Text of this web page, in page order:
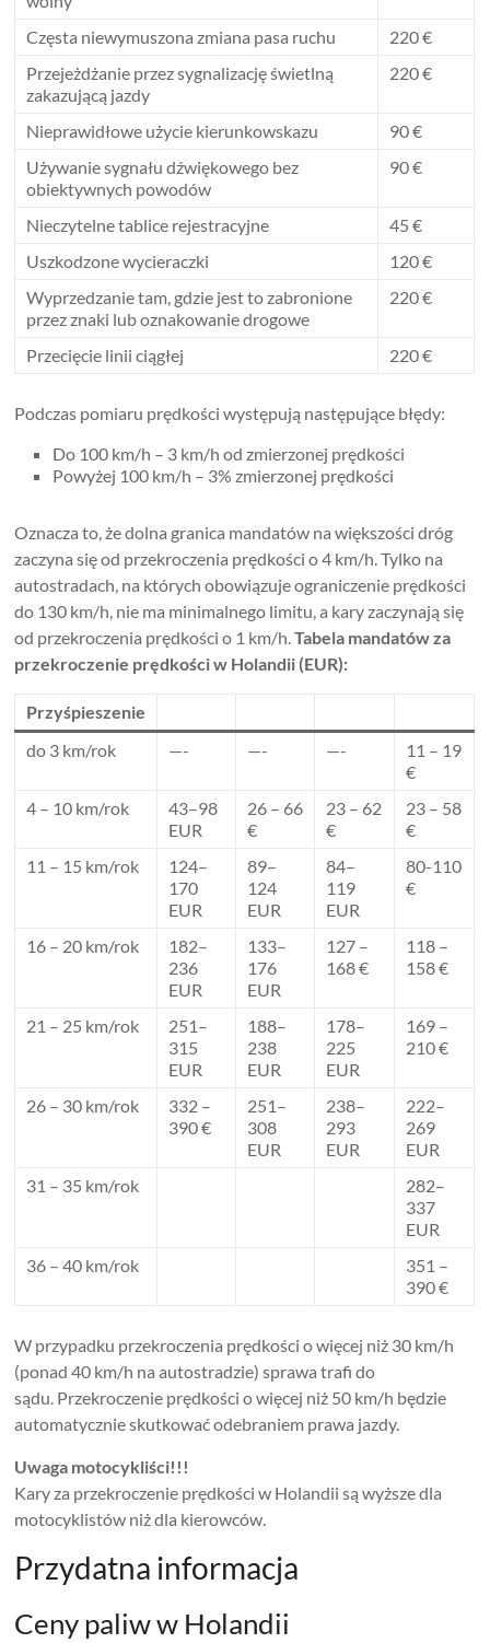
Częsta niewymuszona zmiana pasa ruchu
220 €
Przejeżdżanie przez sygnalizację świetlną
zakazującą jazdy
220 €
Nieprawidłowe użycie kierunkowskazu
90 €
Używanie sygnału dźwiękowego bez
obiektywnych powodów
90 €
Nieczytelne tablice rejestracyjne
45 €
Uszkodzone wycieraczki
120 €
Wyprzedzanie tam, gdzie jest to zabronione
przez znaki lub oznakowanie drogowe
220 €
Przecięcie linii ciągłej 220 €
Podczas pomiaru prędkości występują następujące błędy:
Do 100 km/h – 3 km/h od zmierzonej prędkości
Powyżej 100 km/h – 3% zmierzonej prędkości
Oznacza to, że dolna granica mandatów na większości dróg
zaczyna się od przekroczenia prędkości o 4 km/h. Tylko na
autostradach, na których obowiązuje ograniczenie prędkości
do 130 km/h, nie ma minimalnego limitu, a kary zaczynają się
od przekroczenia prędkości o 1 km/h.Tabela mandatów za
przekroczenie prędkości w Holandii (EUR):
Przyśpieszenie
do 3 km/rok
—- —- —-
11 – 19
€
4 – 10 km/rok
43–98
EUR
26 – 66
€
23 – 62
€
23 – 58
€
11 – 15 km/rok
124–
170
EUR
89–
124
EUR
84–
119
EUR
80-110
€
16 – 20 km/rok
182–
236
EUR
133–
176
EUR
127 –
168 €
118 –
158 €
21 – 25 km/rok
251–
315
EUR
188–
238
EUR
178–
225
EUR
169 –
210 €
26 – 30 km/rok
332 –
390 €
251–
308
EUR
238–
293
EUR
222–
269
EUR
31 – 35 km/rok
282–
337
EUR
36 – 40 km/rok
351 –
390 €
W przypadku przekroczenia prędkości o więcej niż 30 km/h
(ponad 40 km/h na autostradzie) sprawa trafi do
sądu. Przekroczenie prędkości o więcej niż 50 km/h będzie
automatycznie skutkować odebraniem prawa jazdy.
Uwaga motocykliści!!!
Kary za przekroczenie prędkości w Holandii są wyższe dla
motocyklistów niż dla kierowców.
Przydatna informacja
Ceny paliw w Holandii